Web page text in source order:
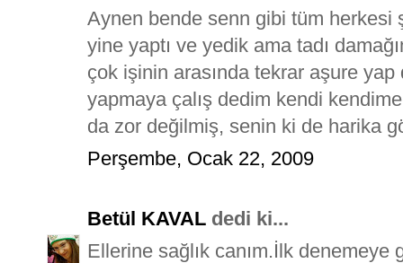
Aynen bende senn gibi tüm herkesi
yine yaptı ve yedik ama tadı
çok işinin arasında tekrar aşure
yapmaya çalış dedim kendi
da zor değilmiş, senin ki de harika
Perşembe, Ocak 22, 2009
Betül KAVAL dedi ki...
Ellerine sağlık canım.İlk